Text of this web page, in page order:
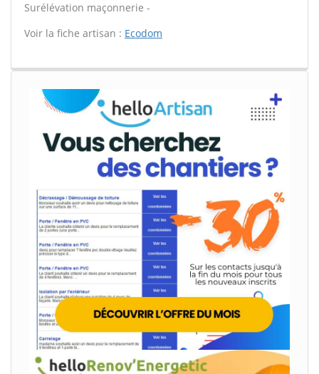
Surélévation maçonnerie -
Voir la fiche artisan : Ecodom